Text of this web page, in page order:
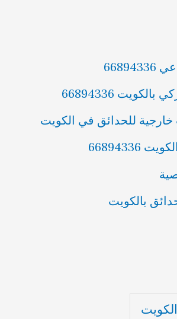
66894336
للحدائق في الكويت
بالكويت